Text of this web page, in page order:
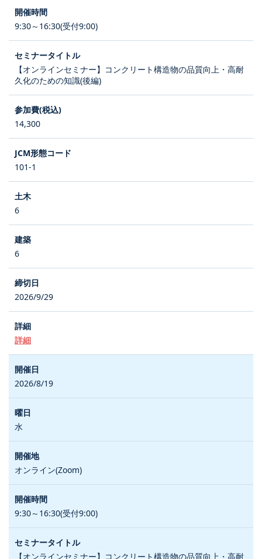
9:30～16:30(受付9:00)
【オンラインセミナー】コンクリート構造物の品質向上・高耐
久化のための知識(後編)
14,300
101-1
6
6
2026/9/29
詳細
2026/8/19
水
オンライン(Zoom)
9:30～16:30(受付9:00)
【オンラインセミナー】コンクリート構造物の品質向上・高耐